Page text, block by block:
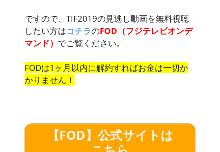
ですので、TIF2019の見逃し動画を無料視聴
したい方はコチラのFOD（フジテレビオンデ
マンド） でご覧ください。
FODは1ヶ月以内に解約すればお金は一切か
かりません！
【FOD】公式サイトは